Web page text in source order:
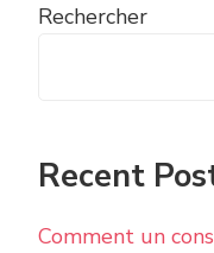
Rechercher
Recent
Comment un